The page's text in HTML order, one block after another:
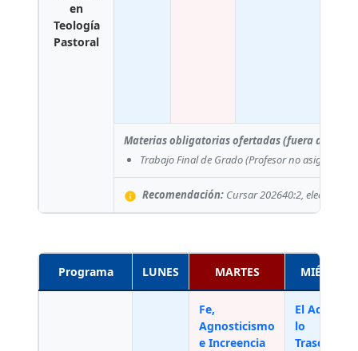
en
Teología
Pastoral
Materias obligatorias ofertadas (fuera del plan
Trabajo Final de Grado(Profesor no asignado)
info Recomendación: Cursar 202640:2, electivas.
Programa LUNES MARTES
Fe,
Agnosticismo
e Increencia
El Acceso a
lo